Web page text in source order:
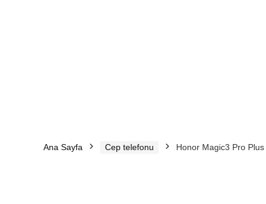
Ana Sayfa Cep telefonu Honor Magic3 Pro Plus